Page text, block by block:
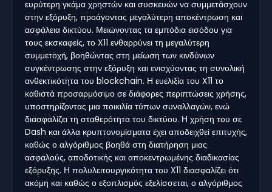
ευρύτερη γκάμα χρηστών και συσκευών να συμμετάσχουν
στην εξόρυξη, προάγοντας μεγαλύτερη αποκέντρωση και
ασφάλεια δικτύου. Μειώνοντας τα εμπόδια εισόδου για
τους εκσκαφείς, το X11 ενθαρρύνει τη μεγαλύτερη
συμμετοχή, βοηθώντας στη μείωση των κινδύνων
συγκέντρωσης στην εξόρυξη και ενισχύοντας τη συνολική
ανθεκτικότητα του blockchain. Η ευελιξία του X11 το
καθιστά προσαρμόσιμο σε διάφορες περιπτώσεις χρήσης,
υποστηρίζοντας μια ποικιλία τύπων συναλλαγών, ενώ
διασφαλίζει τη σταθερότητα του δικτύου. Η χρήση του σε
Dash και άλλα κρυπτονομίσματα έχει αποδειχθεί επιτυχής,
καθώς ο αλγόριθμος βοηθά στη διατήρηση μιας
ασφαλούς, αποδοτικής και αποκεντρωμένης διαδικασίας
εξόρυξης. Η πολυλειτουργικότητα του X11 διασφαλίζει ότι
ακόμη και καθώς ο εξοπλισμός εξελίσσεται, ο αλγόριθμος